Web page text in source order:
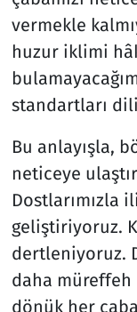
vermekle
huzur iklimi
standartları
Bu anlayışla,
neticeye
Dostlarımızla
geliştiriyoruz.
dertleniyoruz.
daha müreffeh
dönük her